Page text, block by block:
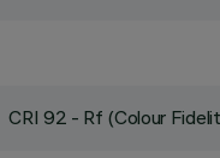
CRI 92 - Rf (Colour